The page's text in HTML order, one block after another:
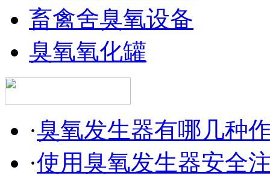
畜禽舍臭氧设备
臭氧氧化罐
·臭氧发生器有哪几种
·使用臭氧发生器安全